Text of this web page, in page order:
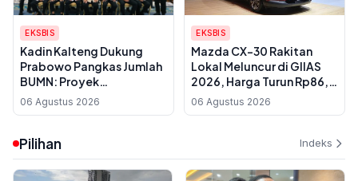
EKSBIS
Kadin Kalteng Dukung
Prabowo Pangkas Jumlah
BUMN: Proyek
Infrastruktur Sering
Disubkon, UMKM Daerah
06 Agustus 2026
EKSBIS
Mazda CX-30 Rakitan
Lokal Meluncur di GIIAS
2026, Harga Turun Rp86,5
Juta
06 Agustus 2026
Pilihan Indeks